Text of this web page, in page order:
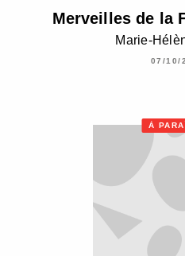
Merveilles de la
Marie-
07/10/
À